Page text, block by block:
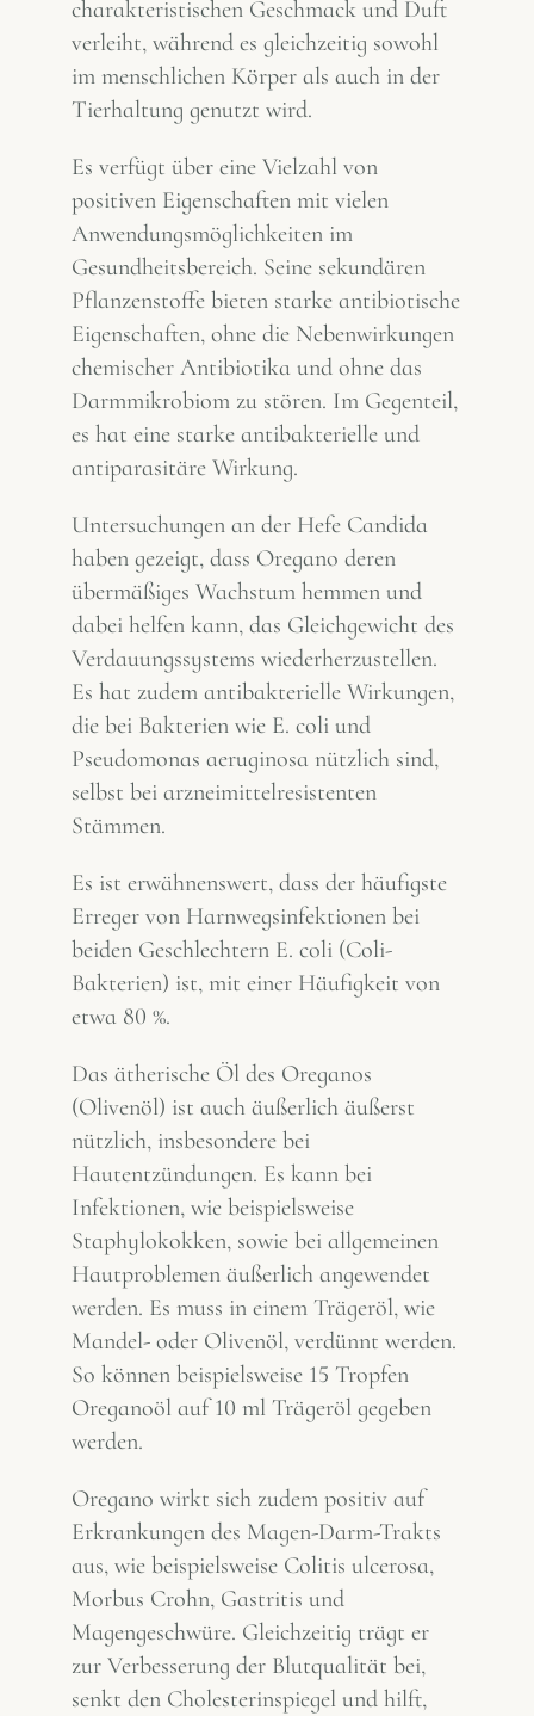
charakteristischen Geschmack und Duft
verleiht, während es gleichzeitig sowohl
im menschlichen Körper als auch in der
Tierhaltung genutzt wird.
Es verfügt über eine Vielzahl von
positiven Eigenschaften mit vielen
Anwendungsmöglichkeiten im
Gesundheitsbereich. Seine sekundären
Pflanzenstoffe bieten starke antibiotische
Eigenschaften, ohne die Nebenwirkungen
chemischer Antibiotika und ohne das
Darmmikrobiom zu stören. Im Gegenteil,
es hat eine starke antibakterielle und
antiparasitäre Wirkung.
Untersuchungen an der Hefe Candida
haben gezeigt, dass Oregano deren
übermäßiges Wachstum hemmen und
dabei helfen kann, das Gleichgewicht des
Verdauungssystems wiederherzustellen.
Es hat zudem antibakterielle Wirkungen,
die bei Bakterien wie E. coli und
Pseudomonas aeruginosa nützlich sind,
selbst bei arzneimittelresistenten
Stämmen.
Es ist erwähnenswert, dass der häufigste
Erreger von Harnwegsinfektionen bei
beiden Geschlechtern E. coli (Coli-
Bakterien) ist, mit einer Häufigkeit von
etwa 80 %.
Das ätherische Öl des Oreganos
(Olivenöl) ist auch äußerlich äußerst
nützlich, insbesondere bei
Hautentzündungen. Es kann bei
Infektionen, wie beispielsweise
Staphylokokken, sowie bei allgemeinen
Hautproblemen äußerlich angewendet
werden. Es muss in einem Trägeröl, wie
Mandel- oder Olivenöl, verdünnt werden.
So können beispielsweise 15 Tropfen
Oreganoöl auf 10 ml Trägeröl gegeben
werden.
Oregano wirkt sich zudem positiv auf
Erkrankungen des Magen-Darm-Trakts
aus, wie beispielsweise Colitis ulcerosa,
Morbus Crohn, Gastritis und
Magengeschwüre. Gleichzeitig trägt er
zur Verbesserung der Blutqualität bei,
senkt den Cholesterinspiegel und hilft,